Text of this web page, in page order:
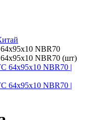
NBR70
NBR70 (шт)